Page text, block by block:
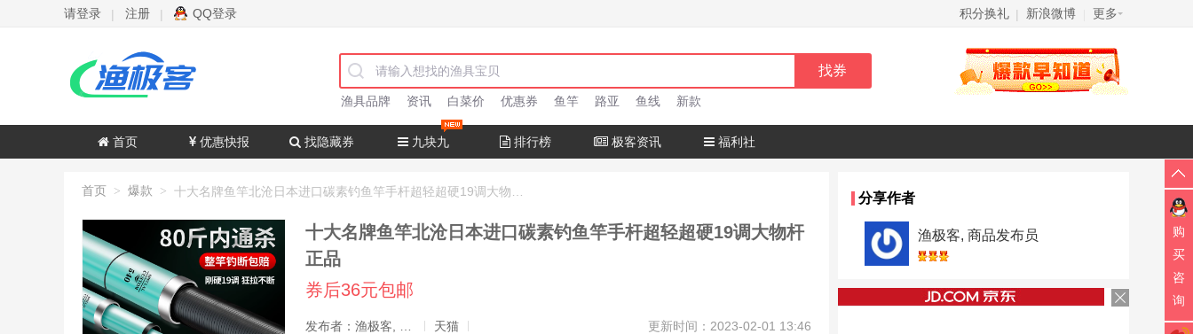
请登录 | 注册 | QQ登录 积分换礼 | 新浪微博 更多
渔具品牌 资讯 白菜价 优惠券 鱼竿 路亚 鱼线 新款
首页 优惠快报 找隐藏券 九块九 排行榜 极客资讯 福利社
首页 > 爆款 >
十大名牌鱼竿北沧日本进口碳素钓鱼竿手杆超轻超硬19调大物杆
正品
券后36元包邮
天猫 更新时间：2023-02-01 13:46
分享作者
渔极客, 商品发布员
购
买
咨
询